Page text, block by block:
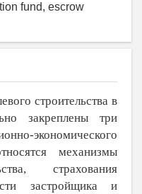
fund, escrow
строительства в
закреплены три
экономического
механизмы
страхования
застройщика и